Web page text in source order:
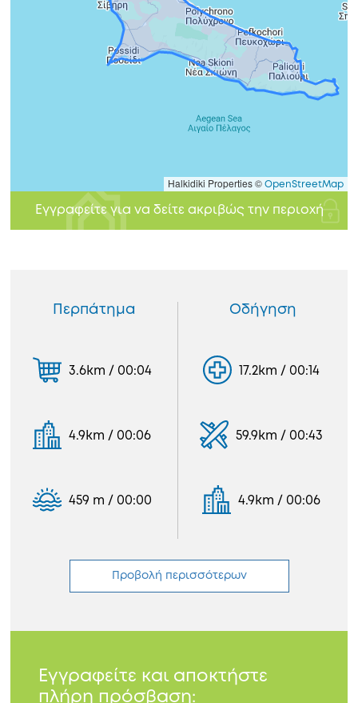
Halkidiki Properties © OpenStreetMap
Εγγραφείτε για να δείτε ακριβώς την περιοχή
Περπάτημα
3.6km / 00:04
4.9km / 00:06
459 m / 00:00
Οδήγηση
17.2km / 00:14
59.9km / 00:43
4.9km / 00:06
Προβολή περισσότερων
Εγγραφείτε και αποκτήστε
πλήρη πρόσβαση: